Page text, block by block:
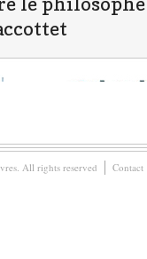
All rights reserved Contact